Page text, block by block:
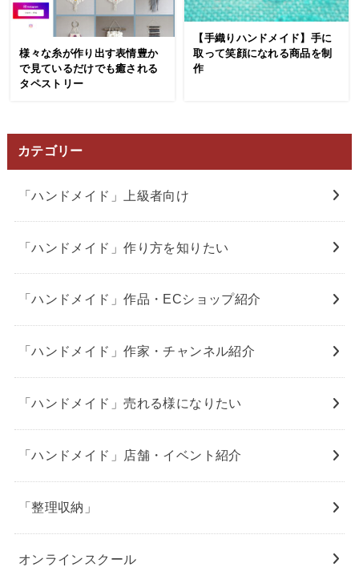
様々な糸が作り出す表情豊か
で見ているだけでも癒される
タペストリー
【手織りハンドメイド】手に
取って笑顔になれる商品を制
作
カテゴリー
「ハンドメイド」上級者向け
「ハンドメイド」作り方を知りたい
「ハンドメイド」作品・ECショップ紹介
「ハンドメイド」作家・チャンネル紹介
「ハンドメイド」売れる様になりたい
「ハンドメイド」店舗・イベント紹介
「整理収納」
オンラインスクール